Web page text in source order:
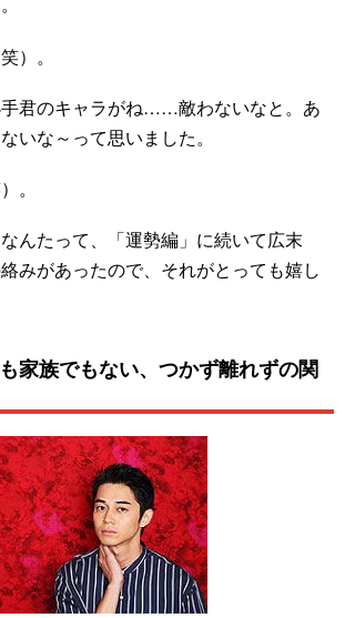
笑）。
君のキャラがね……敵わないなと。あ
いな～って思いました。
。
んたって、「運勢編」に続いて広末
絡みがあったので、それがとっても嬉し
家族でもない、つかず離れずの関